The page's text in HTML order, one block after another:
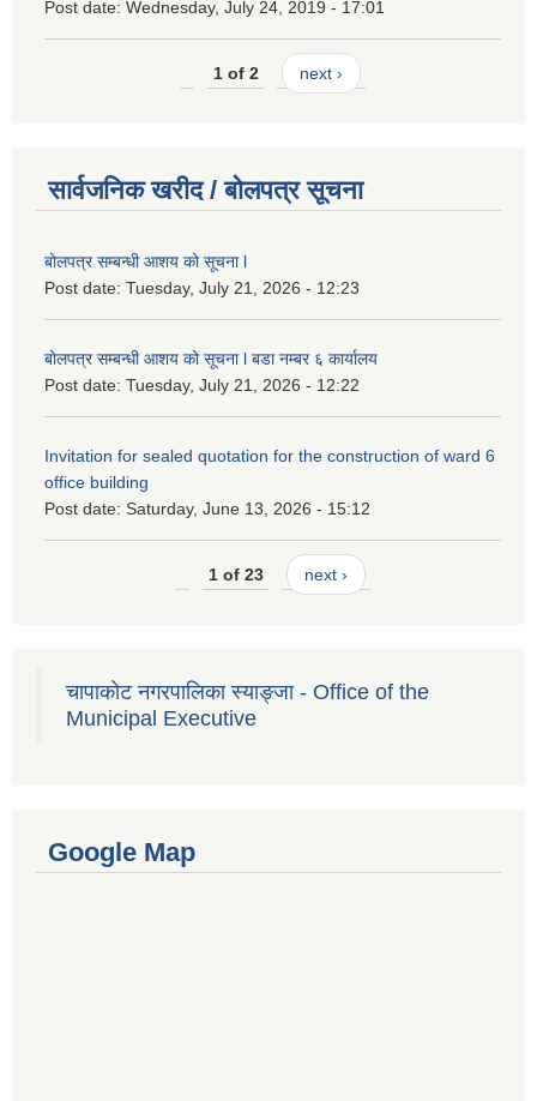
Post date: Wednesday, July 24, 2019 - 17:01
1 of 2 next ›
सार्वजनिक खरीद / बोलपत्र सूचना
बोलपत्र सम्बन्धी आशय को सूचना l
Post date: Tuesday, July 21, 2026 - 12:23
बोलपत्र सम्बन्धी आशय को सूचना l बडा नम्बर ६ कार्यालय
Post date: Tuesday, July 21, 2026 - 12:22
Invitation for sealed quotation for the construction of ward 6
office building
Post date: Saturday, June 13, 2026 - 15:12
1 of 23 next ›
चापाकोट नगरपालिका स्याङ्जा - Office of the
Municipal Executive
Google Map